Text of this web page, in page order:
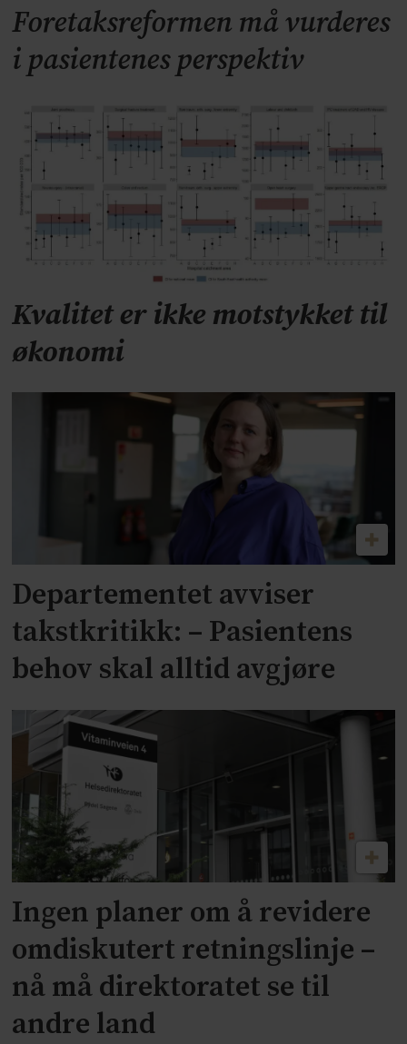
Foretaksreformen må vurderes
i pasientenes perspektiv
Kvalitet er ikke motstykket til
økonomi
Departementet avviser
takstkritikk: – Pasientens
behov skal alltid avgjøre
Ingen planer om å revidere
omdiskutert retningslinje –
nå må direktoratet se til
andre land